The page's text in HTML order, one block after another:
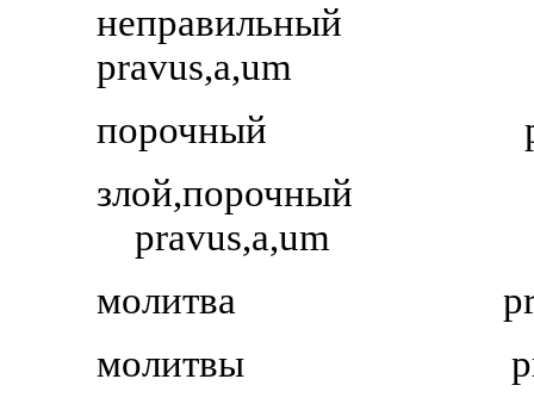
неправильный
pravus,a,um
порочный
злой,порочный
pravus,a,um
молитва
молитвы